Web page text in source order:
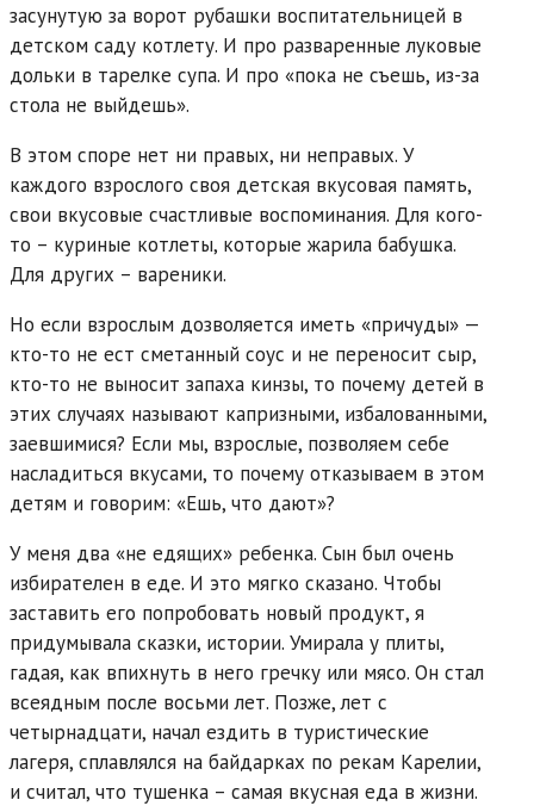
засунутую за ворот рубашки воспитательницей в
детском саду котлету. И про разваренные луковые
дольки в тарелке супа. И про «пока не съешь, из-за
стола не выйдешь».
В этом споре нет ни правых, ни неправых. У
каждого взрослого своя детская вкусовая память,
свои вкусовые счастливые воспоминания. Для кого-
то – куриные котлеты, которые жарила бабушка.
Для других – вареники.
Но если взрослым дозволяется иметь «причуды» —
кто-то не ест сметанный соус и не переносит сыр,
кто-то не выносит запаха кинзы, то почему детей в
этих случаях называют капризными, избалованными,
заевшимися? Если мы, взрослые, позволяем себе
насладиться вкусами, то почему отказываем в этом
детям и говорим: «Ешь, что дают»?
У меня два «не едящих» ребенка. Сын был очень
избирателен в еде. И это мягко сказано. Чтобы
заставить его попробовать новый продукт, я
придумывала сказки, истории. Умирала у плиты,
гадая, как впихнуть в него гречку или мясо. Он стал
всеядным после восьми лет. Позже, лет с
четырнадцати, начал ездить в туристические
лагеря, сплавлялся на байдарках по рекам Карелии,
и считал, что тушенка – самая вкусная еда в жизни.